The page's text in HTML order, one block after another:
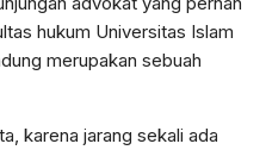
hukum Universitas Islam
merupakan sebuah
karena jarang sekali ada